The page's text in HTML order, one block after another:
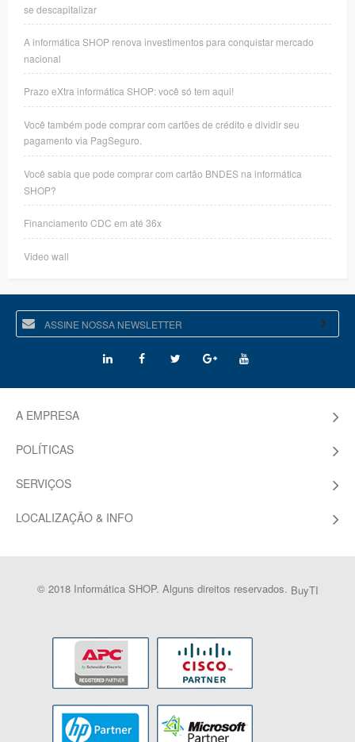
se descapitalizar
A informática SHOP renova investimentos para conquistar mercado
nacional
Prazo eXtra informática SHOP: você só tem aqui!
Você também pode comprar com cartões de crédito e dividir seu
pagamento via PagSeguro.
Você sabia que pode comprar com cartão BNDES na informática
SHOP?
Financiamento CDC em até 36x
Video wall
A EMPRESA
POLÍTICAS
SERVIÇOS
LOCALIZAÇÃO & INFO
© 2018 Informática SHOP. Alguns direitos reservados. BuyTI